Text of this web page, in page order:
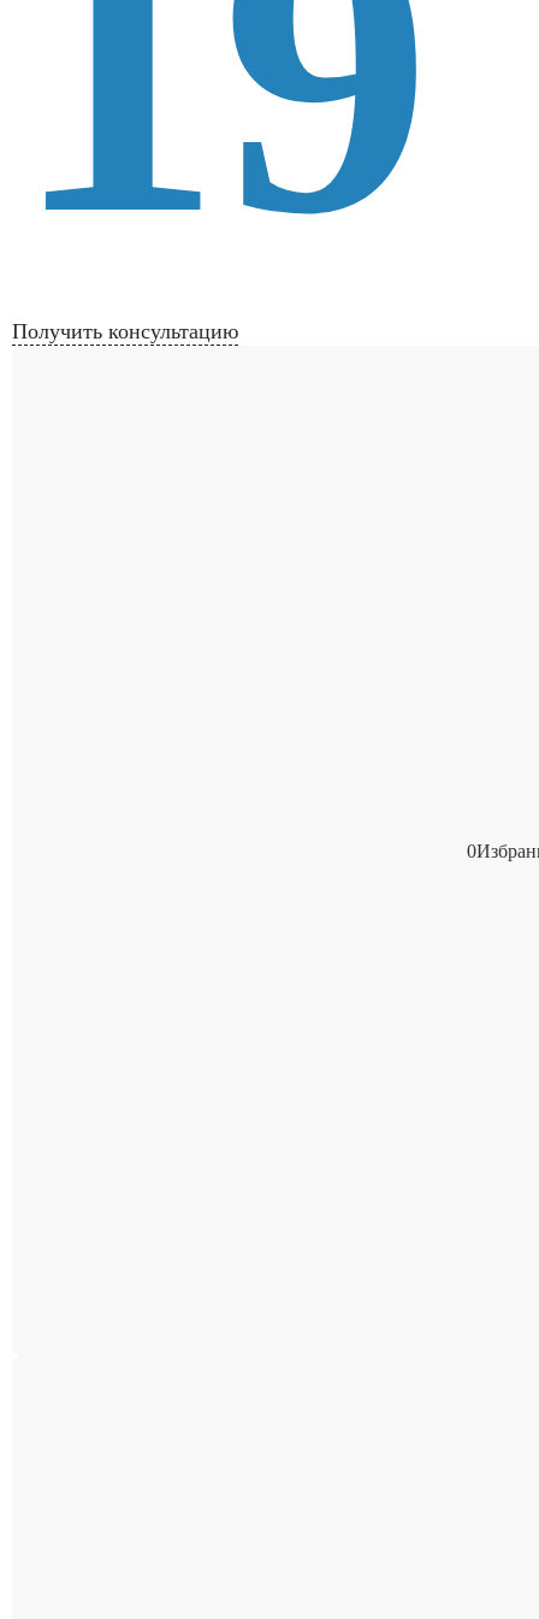
Получить консультацию
0